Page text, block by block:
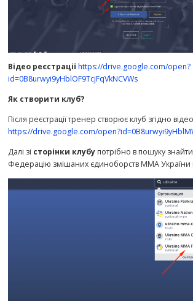
Відео реєстраціїhttps://drive.google.com/open?
id=0B8urwyi9yHblOF9TcjFqVkNCVWs
Як створити клуб?
Після реєстрації тренер створює клуб згідно відео
https://drive.google.com/
Далі зі сторінки клубу потрібно в пошуку
Федерацію змішаних єдиноборств ММА України і